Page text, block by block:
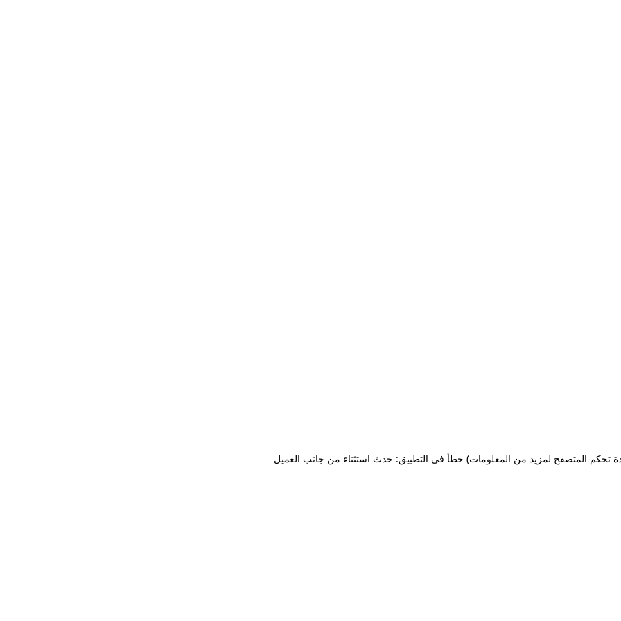
خطأ في التطبيق: حدث استثناء من جانب العميل تحكم المتصفح لمزيد من المعلومات)